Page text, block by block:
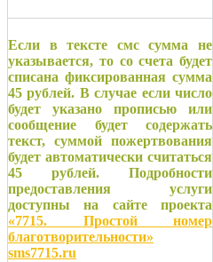
Если в тексте смс сумма не
указывается, то со счета будет
списана фиксированная сумма
45 рублей. В случае если число
будет указано прописью или
сообщение будет содержать
текст, суммой пожертвования
будет автоматически считаться
45 рублей. Подробности
предоставления услуги
доступны на сайте проекта
«7715. Простой номер
благотворительности»
sms7715.ru